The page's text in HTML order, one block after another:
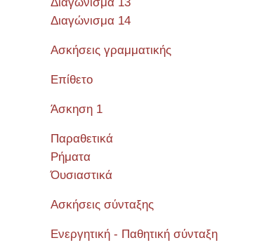
Διαγώνισμα 14
Ασκήσεις γραμματικής
Επίθετο
Άσκηση 1
Παραθετικά
Ρήματα
Όυσιαστικά
Ασκήσεις σύνταξης
Ενεργητική - Παθητική σύνταξη